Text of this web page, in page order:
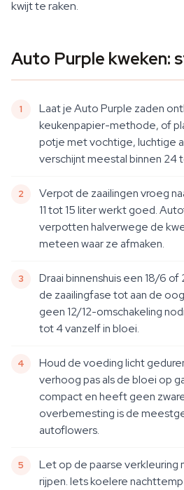
kwijt te raken.
Auto Purple kweken:
Laat je Auto Purple zaden
keukenpapier-methode, of
potje met vochtige, luchtige
verschijnt meestal binnen 24
Verpot de zaailingen vroeg
11 tot 15 liter werkt goed.
verpotten halverwege de
meteen waar ze afmaken.
Draai binnenshuis een 18/6
de zaailingfase tot aan de
geen 12/12-omschakeling
tot 4 vanzelf in bloei.
Houd de voeding licht
verhoog pas als de bloei op
compact en heeft geen
overbemesting is de
autoflowers.
Let op de paarse verkleuring
rijpen. Iets koelere